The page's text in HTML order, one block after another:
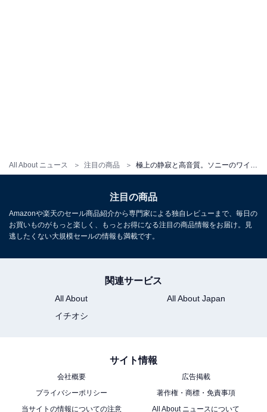
All About ニュース 注目の商品
ング 外音取り込み 高性能マイク 通話品質 LDAC IPX4防
Amazonで見る
楽天市場で「WF-1000XM6」を見る
毎日の通勤や音楽ライフをワンランク上の快適さへと導
いてくれる高性能ワイヤレスイヤホン。気になる人はぜ
注目の商品
Amazonや楽天のセール商品紹介から専門家による独自レビューまで、毎日の
お買いものがもっと楽しく、もっとお得になる注目の商品情報をお届け。見
逃したくない大規模セールの情報も満載です。
関連サービス
All About
All About Japan
イチオシ
サイト情報
会社概要
広告掲載
プライバシーポリシー
著作権・商標・免責事項
当サイトの情報についての注意
All About ニュースについて